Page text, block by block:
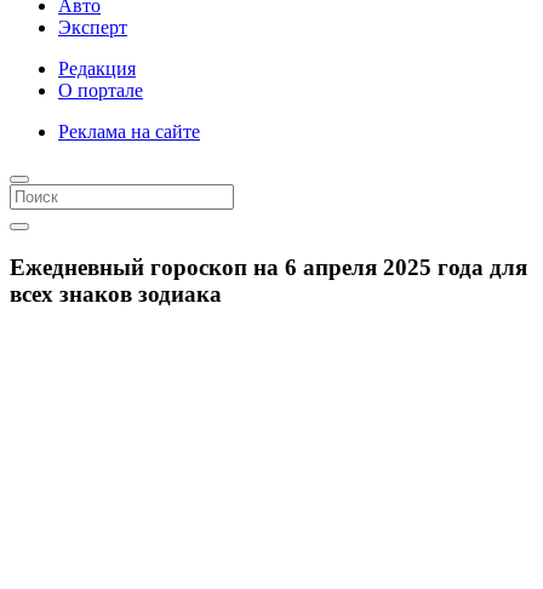
Авто
Эксперт
Редакция
О портале
Реклама на сайте
Ежедневный гороскоп на 6 апреля 2025 года для
всех знаков зодиака